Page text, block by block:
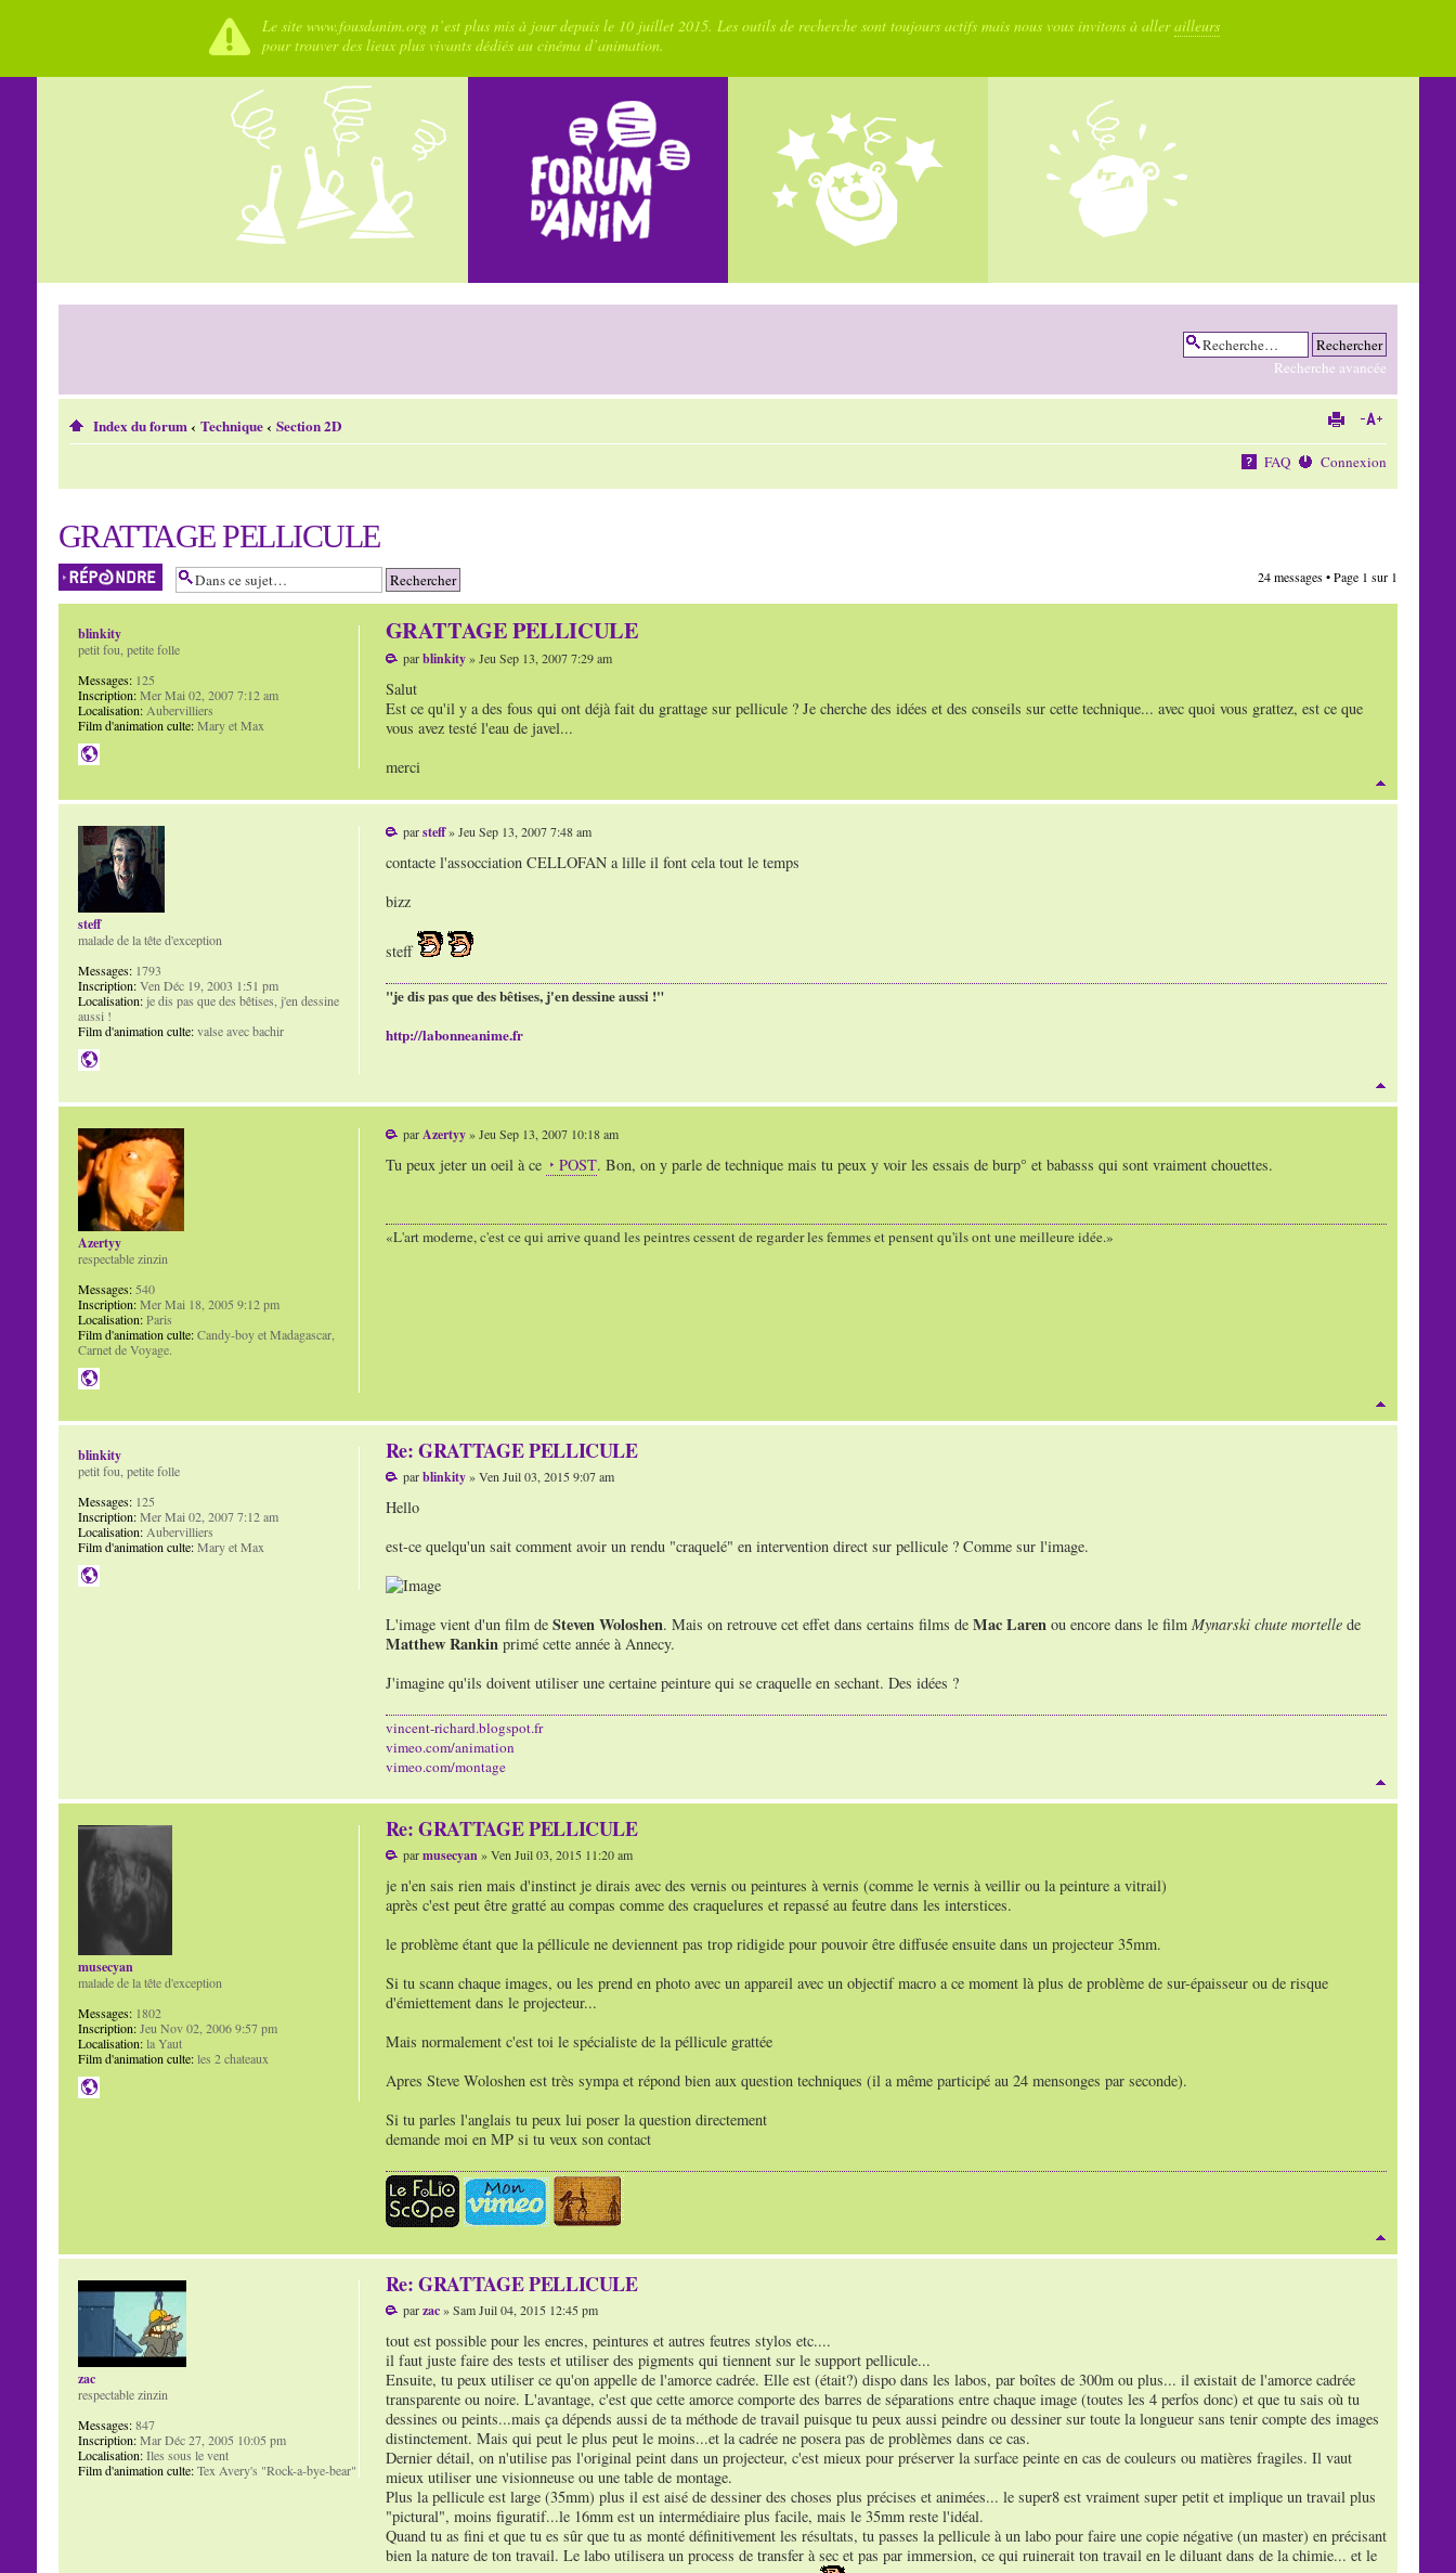
Le site www.fousdanim.org n’est plus mis à jour depuis le 10 juillet 2015. Les outils de recherche sont toujours actifs mais nous vous invitons à allerailleurs
pour trouver des lieux plus vivants dédiés au cinéma d’animation.
Recherche avancée
Index du forum‹ Technique‹ Section 2D
FAQ Connexion
GRATTAGE PELLICULE
Répondre 24 messages • Page 1 sur 1
GRATTAGE PELLICULE
parblinkity» Jeu Sep 13, 2007 7:29 am
Salut
Est ce qu'il y a des fous qui ont déjà fait du grattage sur pellicule ? Je cherche des idées et des conseils sur cette technique... avec quoi vous grattez, est ce que
vous avez testé l'eau de javel...
merci
blinkity
petit fou, petite folle
Messages:125
Inscription:Mer Mai 02, 2007 7:12 am
Localisation:Aubervilliers
Film d'animation culte:Mary et Max
parsteff» Jeu Sep 13, 2007 7:48 am
contacte l'assocciation CELLOFAN a lille il font cela tout le temps
bizz
steff
"je dis pas que des bêtises, j'en dessine aussi !"
http://labonneanime.fr
steff
malade de la tête d'exception
Messages:1793
Inscription:Ven Déc 19, 2003 1:51 pm
Localisation:je dis pas que des bêtises, j'en dessine
aussi !
Film d'animation culte:valse avec bachir
parAzertyy» Jeu Sep 13, 2007 10:18 am
Tu peux jeter un oeil à ce POST. Bon, on y parle de technique mais tu peux y voir les essais de burp° et babasss qui sont vraiment chouettes.
«L'art moderne, c'est ce qui arrive quand les peintres cessent de regarder les femmes et pensent qu'ils ont une meilleure idée.»
Azertyy
respectable zinzin
Messages:540
Inscription:Mer Mai 18, 2005 9:12 pm
Localisation:Paris
Film d'animation culte:Candy-boy et Madagascar,
Carnet de Voyage.
Re: GRATTAGE PELLICULE
parblinkity» Ven Juil 03, 2015 9:07 am
Hello
est-ce quelqu'un sait comment avoir un rendu "craquelé" en intervention direct sur pellicule ? Comme sur l'image.
L'image vient d'un film de Steven Woloshen. Mais on retrouve cet effet dans certains films de Mac Larenou encore dans le film Mynarski chute mortellede
Matthew Rankinprimé cette année à Annecy.
J'imagine qu'ils doivent utiliser une certaine peinture qui se craquelle en sechant. Des idées ?
vincent-richard.blogspot.fr
vimeo.com/animation
vimeo.com/montage
blinkity
petit fou, petite folle
Messages:125
Inscription:Mer Mai 02, 2007 7:12 am
Localisation:Aubervilliers
Film d'animation culte:Mary et Max
Re: GRATTAGE PELLICULE
parmusecyan » Ven Juil 03, 2015 11:20 am
je n'en sais rien mais d'instinct je dirais avec des vernis ou peintures à vernis (comme le vernis à veillir ou la peinture a vitrail)
après c'est peut être gratté au compas comme des craquelures et repassé au feutre dans les interstices.
le problème étant que la péllicule ne deviennent pas trop ridigide pour pouvoir être diffusée ensuite dans un projecteur 35mm.
Si tu scann chaque images, ou les prend en photo avec un appareil avec un objectif macro a ce moment là plus de problème de sur-épaisseur ou de risque
d'émiettement dans le projecteur...
Mais normalement c'est toi le spécialiste de la péllicule grattée
Apres Steve Woloshen est très sympa et répond bien aux question techniques (il a même participé au 24 mensonges par seconde).
Si tu parles l'anglais tu peux lui poser la question directement
demande moi en MP si tu veux son contact
musecyan
malade de la tête d'exception
Messages:1802
Inscription:Jeu Nov 02, 2006 9:57 pm
Localisation:la Yaut
Film d'animation culte:les 2 chateaux
Re: GRATTAGE PELLICULE
parzac» Sam Juil 04, 2015 12:45 pm
tout est possible pour les encres, peintures et autres feutres stylos etc....
il faut juste faire des tests et utiliser des pigments qui tiennent sur le support pellicule...
Ensuite, tu peux utiliser ce qu'on appelle de l'amorce cadrée. Elle est (était?) dispo dans les labos, par boîtes de 300m ou plus... il existait de l'amorce cadrée
transparente ou noire. L'avantage, c'est que cette amorce comporte des barres de séparations entre chaque image (toutes les 4 perfos donc) et que tu sais où tu
dessines ou peints...mais ça dépends aussi de ta méthode de travail puisque tu peux aussi peindre ou dessiner sur toute la longueur sans tenir compte des images
distinctement. Mais qui peut le plus peut le moins...et la cadrée ne posera pas de problèmes dans ce cas.
Dernier détail, on n'utilise pas l'original peint dans un projecteur, c'est mieux pour préserver la surface peinte en cas de couleurs ou matières fragiles. Il vaut
mieux utiliser une visionneuse ou une table de montage.
Plus la pellicule est large (35mm) plus il est aisé de dessiner des choses plus précises et animées... le super8 est vraiment super petit et implique un travail plus
"pictural", moins figuratif...le 16mm est un intermédiaire plus facile, mais le 35mm reste l'idéal.
Quand tu as fini et que tu es sûr que tu as monté définitivement les résultats, tu passes la pellicule à un labo pour faire une copie négative (un master) en précisant
bien la nature de ton travail. Le labo utilisera un process de transfer à sec et pas par immersion, ce qui ruinerait ton travail en le diluant dans de la chimie... et le
zac
respectable zinzin
Messages:847
Inscription:Mar Déc 27, 2005 10:05 pm
Localisation:Iles sous le vent
Film d'animation culte:Tex Avery's "Rock-a-bye-bear"